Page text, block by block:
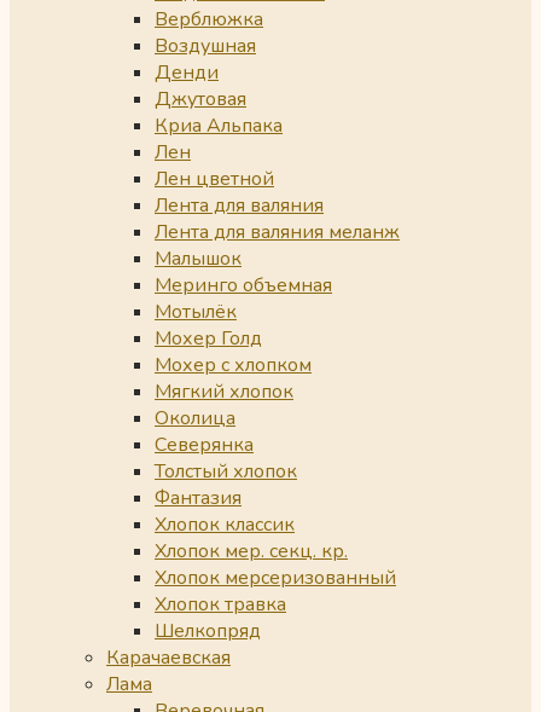
Верблюжка
Воздушная
Денди
Джутовая
Криа Альпака
Лен
Лен цветной
Лента для валяния
Лента для валяния меланж
Малышок
Меринго объемная
Мотылёк
Мохер Голд
Мохер с хлопком
Мягкий хлопок
Околица
Северянка
Толстый хлопок
Фантазия
Хлопок классик
Хлопок мер. секц. кр.
Хлопок мерсеризованный
Хлопок травка
Шелкопряд
Карачаевская
Лама